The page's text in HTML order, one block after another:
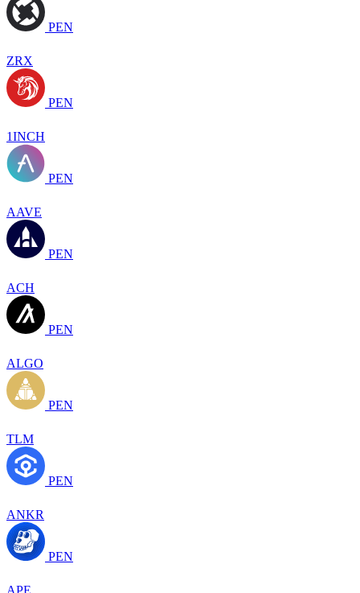
PEN
ZRX
PEN
1INCH
PEN
AAVE
PEN
ACH
PEN
ALGO
PEN
TLM
PEN
ANKR
PEN
APE